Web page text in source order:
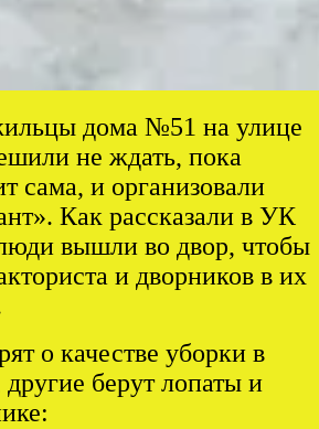
дома №51 на улице
не ждать, пока
сама, и организовали
Как рассказали в УК
вышли во двор, чтобы
и дворников в их
о качестве уборки в
берут лопаты и